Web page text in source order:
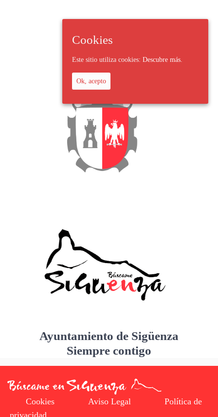
Ayuntamiento de Sigüenza
Siempre contigo
Cookies Aviso Legal
Política de
privacidad
Cookies
Este sitio utiliza cookies: Descubre más.
Ok, acepto